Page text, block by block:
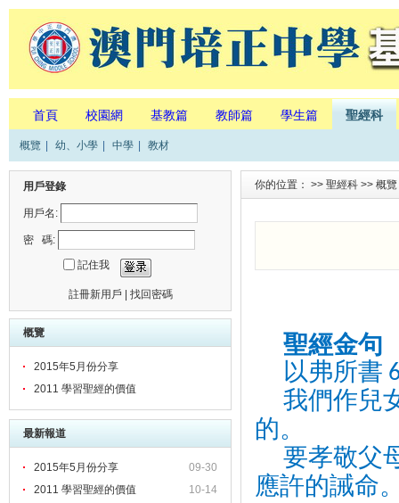
首頁 校園網 基教篇 教師篇 學生篇 聖經科
概覽 幼、小學 中學 教材
用戶登錄
用戶名:
密 碼:
記住我
註冊新用戶 找回密碼
概覽
2015年5月份分享
2011 學習聖經的價值
最新報道
09-30
2015年5月份分享
10-14
2011 學習聖經的價值
你的位置： >> 聖經科 >> 概覽
聖經金句
以弗所書
我們作兒
的。
要孝敬父
應許的誡命